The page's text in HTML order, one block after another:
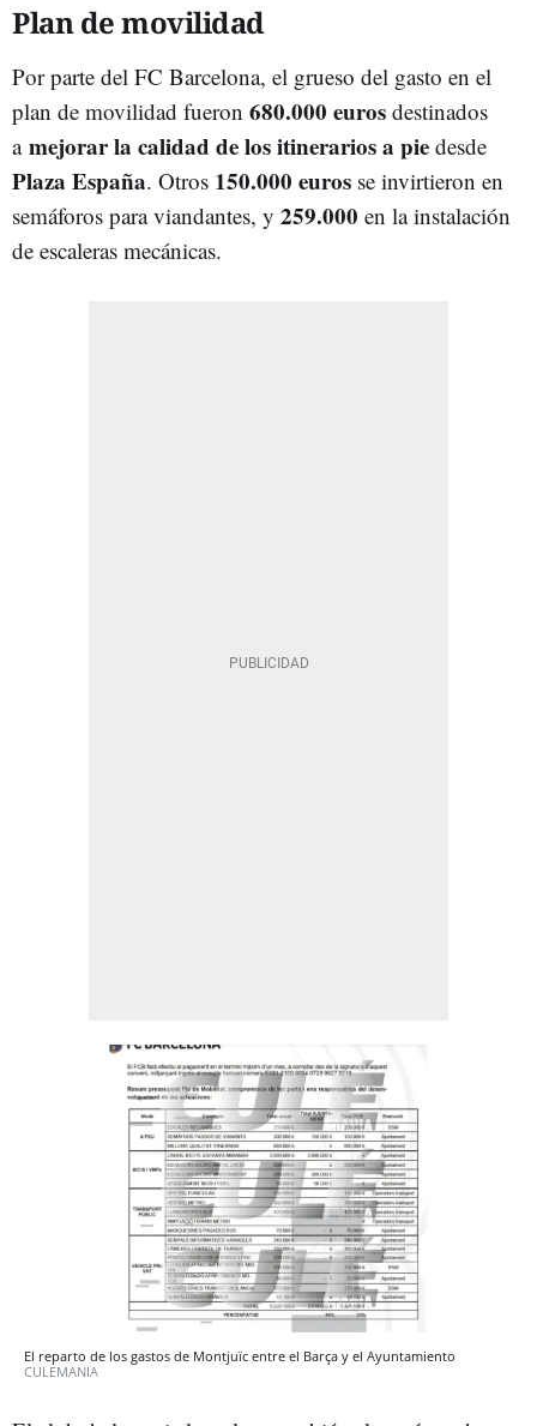
Plan de movilidad
Por parte del FC Barcelona, el grueso del gasto en el
plan de movilidad fueron 680.000 euros destinados
a mejorar la calidad de los itinerarios a pie desde
Plaza España. Otros 150.000 euros se invirtieron en
semáforos para viandantes, y 259.000 en la instalación
de escaleras mecánicas.
El reparto de los gastos de Montjuïc entre el Barça y el Ayuntamiento
CULEMANIA